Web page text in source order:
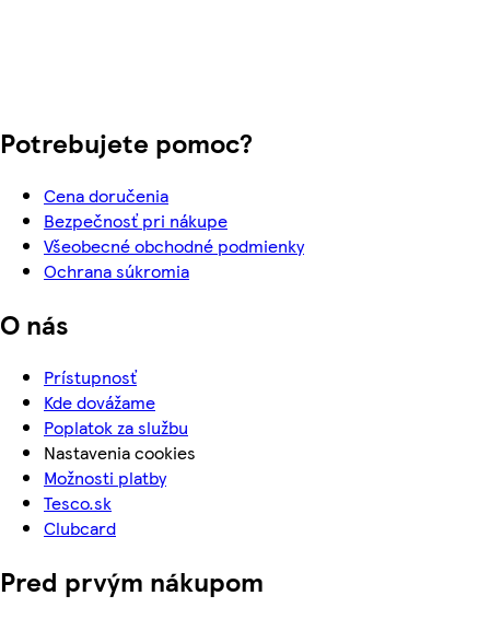
Potrebujete pomoc?
Cena doručenia
Bezpečnosť pri nákupe
Všeobecné obchodné podmienky
Ochrana súkromia
O nás
Prístupnosť
Kde dovážame
Poplatok za službu
Nastavenia cookies
Možnosti platby
Tesco.sk
Clubcard
Pred prvým nákupom